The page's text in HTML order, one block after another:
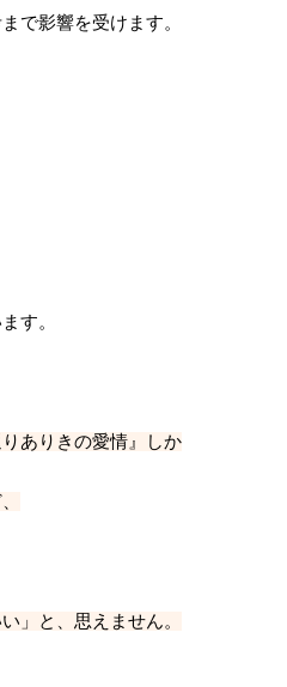
で影響を受けます。
す。
ありきの愛情』しか
」と、思えません。